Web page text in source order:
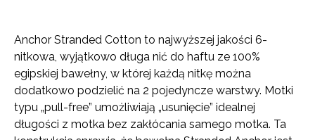
Anchor Stranded Cotton to najwyższej jakości 6-
nitkowa, wyjątkowo długa nić do haftu ze 100%
egipskiej bawełny, w której każdą nitkę można
dodatkowo podzielić na 2 pojedyncze warstwy. Motki
typu „pull-free” umożliwiają „usunięcie” idealnej
długości z motka bez zakłócania samego motka. Ta